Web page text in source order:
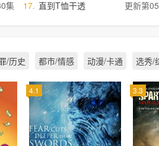
集 17. 更新第
直到T恤干透
/历史 都市/情感 动漫/卡通 选秀/
4.1 3.3